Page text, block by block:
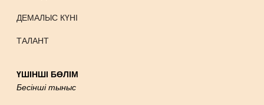
ДЕМАЛЫС КҮНІ
ТАЛАНТ
ҮШІНШІ БӨЛІМ
Бесінші тыныс